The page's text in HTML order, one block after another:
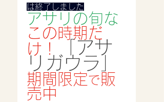
は終了しました
アサリの旬な
この時期だ
け！
「アサ
リガウラ」
期間限定で販
売中